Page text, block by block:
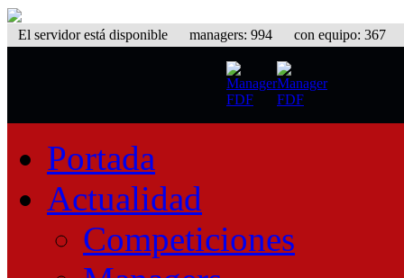
El servidor está disponible managers: 994 con equipo: 367
Portada
Actualidad
Competiciones